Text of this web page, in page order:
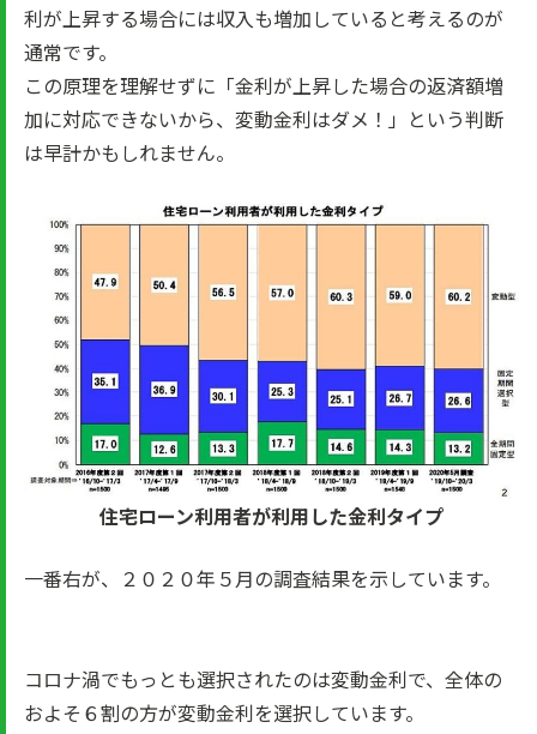
利が上昇する場合には収入も増加していると考えるのが
通常です。
この原理を理解せずに「金利が上昇した場合の返済額増
加に対応できないから、変動金利はダメ！」という判断
は早計かもしれません。
住宅ローン利用者が利用した金利タイプ
一番右が、２０２０年５月の調査結果を示しています。
コロナ渦でもっとも選択されたのは変動金利で、全体の
およそ６割の方が変動金利を選択しています。